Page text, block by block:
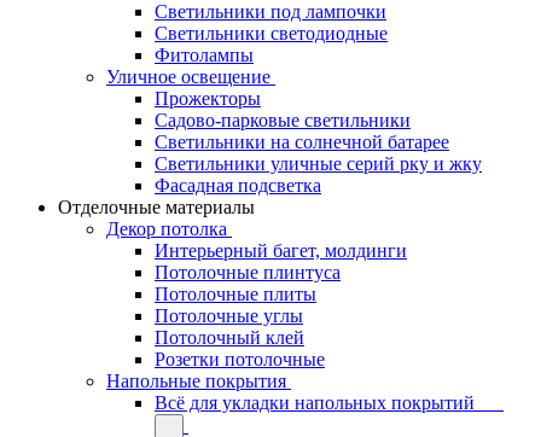
Светильники под лампочки
Светильники светодиодные
Фитолампы
Уличное освещение
Прожекторы
Садово-парковые светильники
Светильники на солнечной батарее
Светильники уличные серий рку и жку
Фасадная подсветка
Отделочные материалы
Декор потолка
Интерьерный багет, молдинги
Потолочные плинтуса
Потолочные плиты
Потолочные углы
Потолочный клей
Розетки потолочные
Напольные покрытия
Всё для укладки напольных покрытий